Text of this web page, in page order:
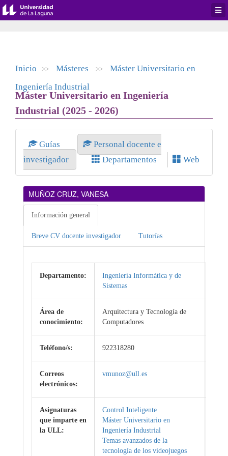
Inicio >> Másteres >>
Máster Universitario en
Ingeniería Industrial
Máster Universitario en Ingeniería
Industrial (2025 - 2026)
Guías
Personal docente e
investigador
Departamentos Web
MUÑOZ CRUZ, VANESA
Información general
Breve CV docente investigador Tutorías
Departamento:
Ingeniería Informática y de
Sistemas
Área de
conocimiento:
Arquitectura y Tecnología de
Computadores
Teléfono/s: 922318280
Correos
electrónicos:
vmunoz@ull.es
Asignaturas
que imparte en
la ULL:
Control Inteligente
Máster Universitario en
Ingeniería Industrial
Temas avanzados de la
tecnología de los videojuegos